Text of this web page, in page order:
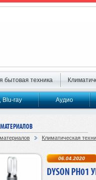
МАТЕРИАЛОВ
Климатическая
06.04.2020
DYSON
бытовая техника
Blu-ray Аудио